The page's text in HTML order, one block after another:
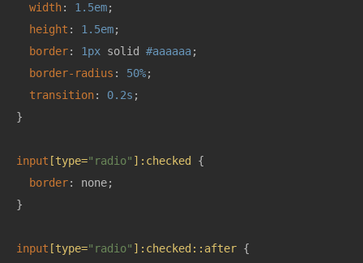
width: 1.5em;
height : 1.5em;
border: 1px solid #aaaaaa;
border-radius : 50%;
transition: 0.2s ;
}
input [type="radio" ] :checked
{
border: none;
}
input [type="radio" ] :checked ::after {